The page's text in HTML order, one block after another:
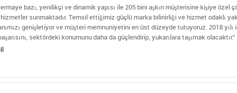
bazı, yenilikçi ve dinamik yapısı ile 205 bini aşkın müşterisine kişiye özel
sunmaktadır. Temsil ettiğimiz güçlü marka bilinirliği ve hizmet odaklı
genişletiyor ve müşteri memnuniyetini en üst düzeyde tutuyoruz. 2018 yılı
sektördeki konumunu daha da güçlendirip, yukarılara taşımak olacaktır.”